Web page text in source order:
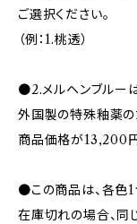
ご選択ください。
（例：1.桃透）
●2.メルヘンブルーは
外国製の特殊釉薬の
商品価格が13,200円
●この商品は、各色1
在庫切れの場合、同